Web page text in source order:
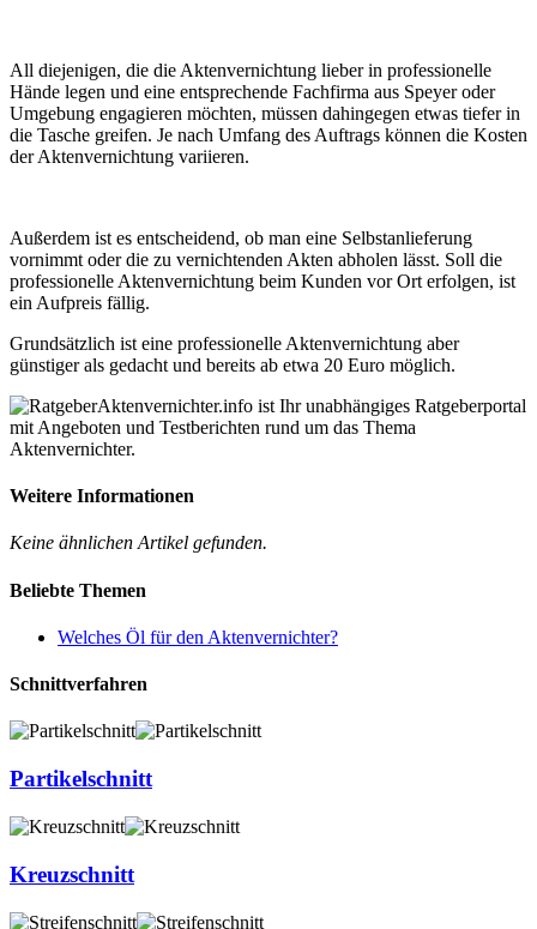
All diejenigen, die die Aktenvernichtung lieber in professionelle
Hände legen und eine entsprechende Fachfirma aus Speyer oder
Umgebung engagieren möchten, müssen dahingegen etwas tiefer in
die Tasche greifen. Je nach Umfang des Auftrags können die Kosten
der Aktenvernichtung variieren.
Außerdem ist es entscheidend, ob man eine Selbstanlieferung
vornimmt oder die zu vernichtenden Akten abholen lässt. Soll die
professionelle Aktenvernichtung beim Kunden vor Ort erfolgen, ist
ein Aufpreis fällig.
Grundsätzlich ist eine professionelle Aktenvernichtung aber
günstiger als gedacht und bereits ab etwa 20 Euro möglich.
Aktenvernichter.info ist Ihr unabhängiges Ratgeberportal
mit Angeboten und Testberichten rund um das Thema
Aktenvernichter.
Weitere Informationen
Keine ähnlichen Artikel gefunden.
Beliebte Themen
Welches Öl für den Aktenvernichter?
Schnittverfahren
Partikelschnitt
Kreuzschnitt